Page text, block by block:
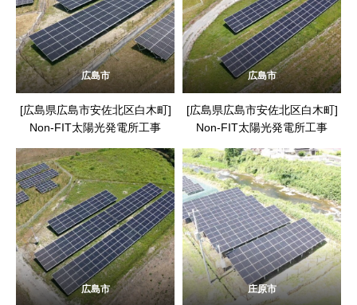
広島市
[広島県広島市安佐北区白木町]
Non-FIT太陽光発電所工事
広島市
[広島県広島市安佐北区白木町]
Non-FIT太陽光発電所工事
広島市 庄原市